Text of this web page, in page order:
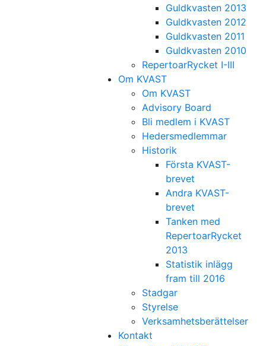
Guldkvasten 2013
Guldkvasten 2012
Guldkvasten 2011
Guldkvasten 2010
RepertoarRycket I-III
Om KVAST
Om KVAST
Advisory Board
Bli medlem i KVAST
Hedersmedlemmar
Historik
Första KVAST-
brevet
Andra KVAST-
brevet
Tanken med
RepertoarRycket
2013
Statistik inlägg
fram till 2016
Stadgar
Styrelse
Verksamhetsberättelser
Kontakt